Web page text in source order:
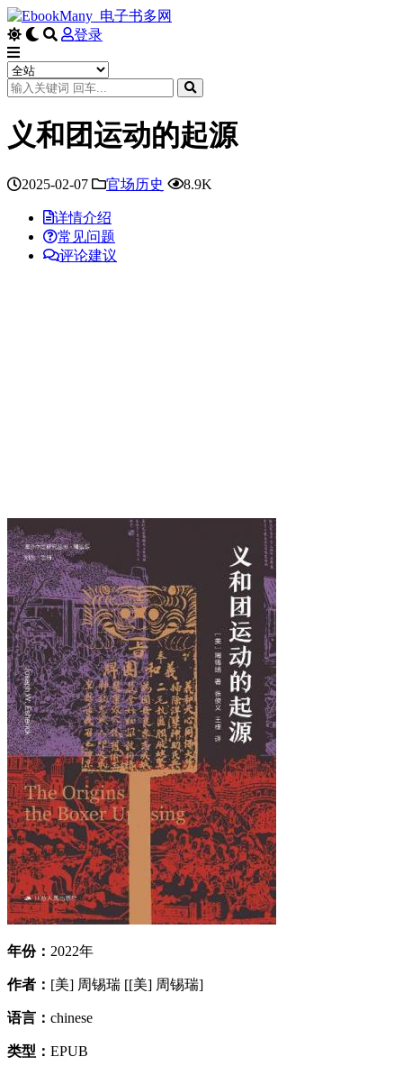
登录
义和团运动的起源
2025-02-07 官场历史 8.9K
详情介绍
常见问题
评论建议
年份： 2022年
作者： [美] 周锡瑞 [[美] 周锡瑞]
语言： chinese
类型： EPUB